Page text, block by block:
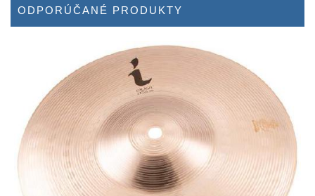
ODPORÚČANÉ PRODUKTY